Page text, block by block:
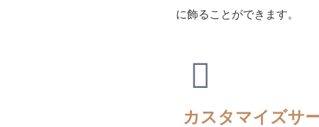
に飾ることができます。
カスタマイズサ